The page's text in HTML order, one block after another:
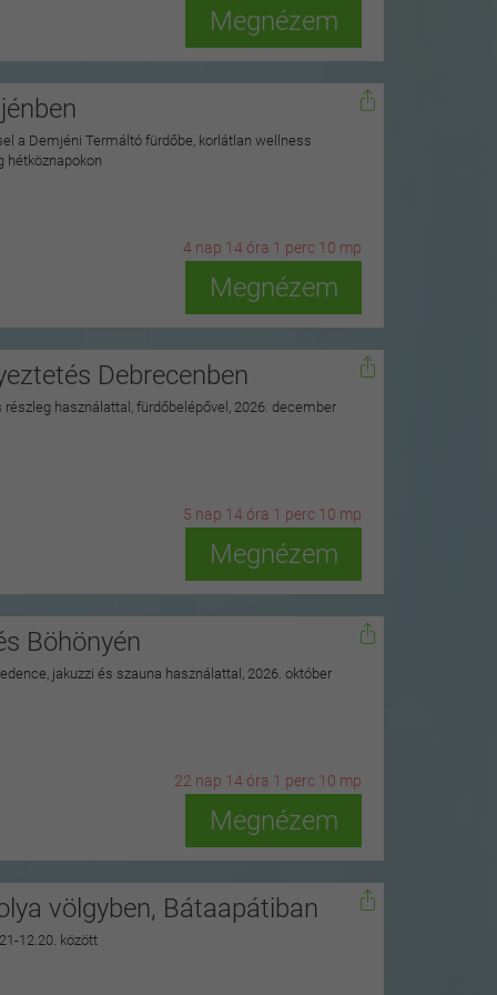
Megnézem
a Demjéni Termáltó fürdőbe, korlátlan wellness
hétköznapokon
4nap14óra 1perc 8 mp
Megnézem
Debrecenben
használattal, fürdőbelépővel, 2026. december
5nap14óra 1perc 8 mp
Megnézem
Böhönyén
jakuzzi és szauna használattal, 2026. október
22nap14óra 1perc 8 mp
Megnézem
völgyben, Bátaapátiban
12.20. között